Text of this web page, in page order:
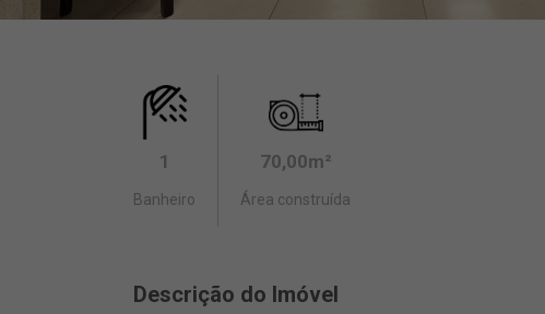
1
Banheiro
70,00m²
Área construída
Descrição do Imóvel